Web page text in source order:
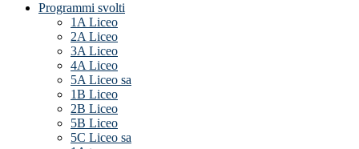
Programmi svolti
1A Liceo
2A Liceo
3A Liceo
4A Liceo
5A Liceo sa
1B Liceo
2B Liceo
5B Liceo
5C Liceo sa